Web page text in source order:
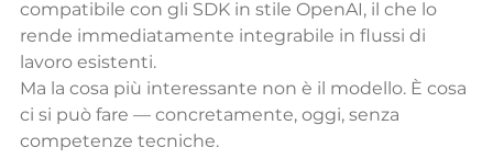
compatibile con gli SDK in stile OpenAI, il che lo
rende immediatamente integrabile in flussi di
lavoro esistenti.
Ma la cosa più interessante non è il modello. È cosa
ci si può fare — concretamente, oggi, senza
competenze tecniche.